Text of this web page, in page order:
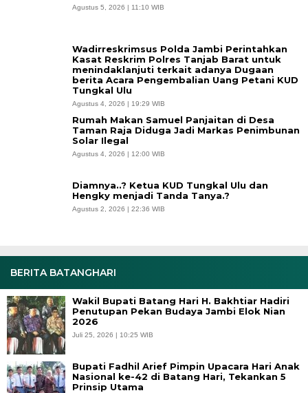
Agustus 5, 2026 | 11:10 WIB
Wadirreskrimsus Polda Jambi Perintahkan
Kasat Reskrim Polres Tanjab Barat untuk
menindaklanjuti terkait adanya Dugaan
berita Acara Pengembalian Uang Petani KUD
Tungkal Ulu
Agustus 4, 2026 | 19:29 WIB
Rumah Makan Samuel Panjaitan di Desa
Taman Raja Diduga Jadi Markas Penimbunan
Solar Ilegal
Agustus 4, 2026 | 12:00 WIB
Diamnya..? Ketua KUD Tungkal Ulu dan
Hengky menjadi Tanda Tanya.?
Agustus 2, 2026 | 22:36 WIB
BERITA BATANGHARI
Wakil Bupati Batang Hari H. Bakhtiar Hadiri
Penutupan Pekan Budaya Jambi Elok Nian
2026
Juli 25, 2026 | 10:25 WIB
Bupati Fadhil Arief Pimpin Upacara Hari Anak
Nasional ke-42 di Batang Hari, Tekankan 5
Prinsip Utama